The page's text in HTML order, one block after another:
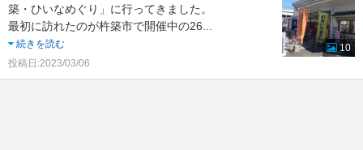
築・ひいなめぐり」に行ってきました。
最初に訪れたのが杵築市で開催中の26...
続きを読む
投稿日:2023/03/06
10